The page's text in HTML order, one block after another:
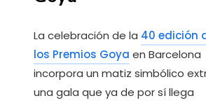
La celebración de la 40 edición
los Premios Goya en Barcelona
incorpora un matiz simbólico
una gala que ya de por sí llega